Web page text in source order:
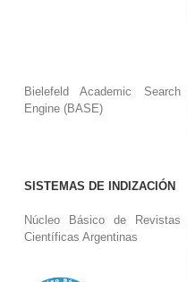
Bielefeld Academic Search
Engine (BASE)
SISTEMAS DE INDIZACIÓN
Núcleo Básico de Revistas
Científicas Argentinas